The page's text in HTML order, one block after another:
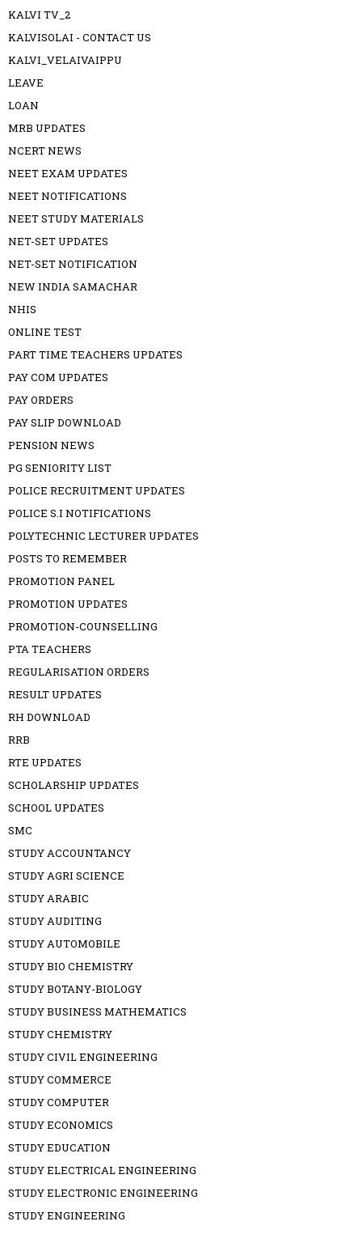
KALVI TV_2
KALVISOLAI - CONTACT US
KALVI_VELAIVAIPPU
LEAVE
LOAN
MRB UPDATES
NCERT NEWS
NEET EXAM UPDATES
NEET NOTIFICATIONS
NEET STUDY MATERIALS
NET-SET UPDATES
NET-SET NOTIFICATION
NEW INDIA SAMACHAR
NHIS
ONLINE TEST
PART TIME TEACHERS UPDATES
PAY COM UPDATES
PAY ORDERS
PAY SLIP DOWNLOAD
PENSION NEWS
PG SENIORITY LIST
POLICE RECRUITMENT UPDATES
POLICE S.I NOTIFICATIONS
POLYTECHNIC LECTURER UPDATES
POSTS TO REMEMBER
PROMOTION PANEL
PROMOTION UPDATES
PROMOTION-COUNSELLING
PTA TEACHERS
REGULARISATION ORDERS
RESULT UPDATES
RH DOWNLOAD
RRB
RTE UPDATES
SCHOLARSHIP UPDATES
SCHOOL UPDATES
SMC
STUDY ACCOUNTANCY
STUDY AGRI SCIENCE
STUDY ARABIC
STUDY AUDITING
STUDY AUTOMOBILE
STUDY BIO CHEMISTRY
STUDY BOTANY-BIOLOGY
STUDY BUSINESS MATHEMATICS
STUDY CHEMISTRY
STUDY CIVIL ENGINEERING
STUDY COMMERCE
STUDY COMPUTER
STUDY ECONOMICS
STUDY EDUCATION
STUDY ELECTRICAL ENGINEERING
STUDY ELECTRONIC ENGINEERING
STUDY ENGINEERING